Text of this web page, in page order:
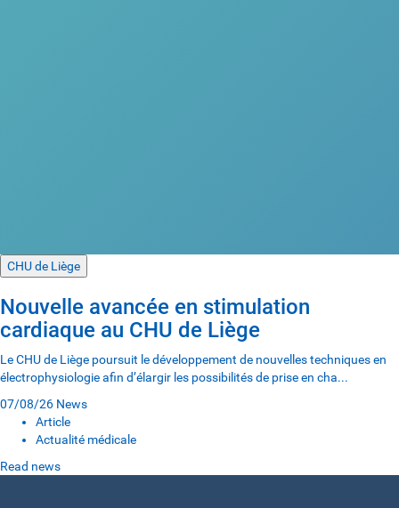
CHU de Liège
Nouvelle avancée en stimulation
cardiaque au CHU de Liège
Le CHU de Liège poursuit le développement de nouvelles techniques en
électrophysiologie afin d’élargir les possibilités de prise en cha...
07/08/26 News
Article
Actualité médicale
Read news